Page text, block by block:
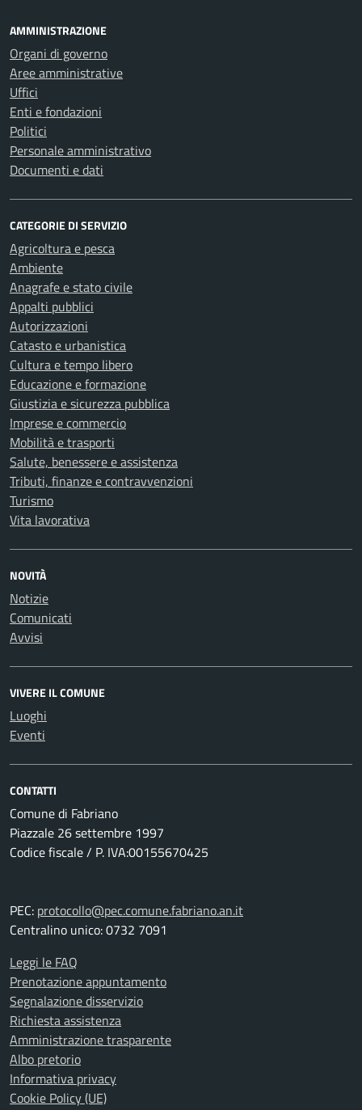
AMMINISTRAZIONE
Organi di governo
Aree amministrative
Uffici
Enti e fondazioni
Politici
Personale amministrativo
Documenti e dati
CATEGORIE DI SERVIZIO
Agricoltura e pesca
Ambiente
Anagrafe e stato civile
Appalti pubblici
Autorizzazioni
Catasto e urbanistica
Cultura e tempo libero
Educazione e formazione
Giustizia e sicurezza pubblica
Imprese e commercio
Mobilità e trasporti
Salute, benessere e assistenza
Tributi, finanze e contravvenzioni
Turismo
Vita lavorativa
NOVITÀ
Notizie
Comunicati
Avvisi
VIVERE IL COMUNE
Luoghi
Eventi
CONTATTI
Comune di Fabriano
Piazzale 26 settembre 1997
Codice fiscale / P. IVA:00155670425
PEC: protocollo@pec.comune.fabriano.an.it
Centralino unico: 0732 7091
Leggi le FAQ
Prenotazione appuntamento
Segnalazione disservizio
Richiesta assistenza
Amministrazione trasparente
Albo pretorio
Informativa privacy
Cookie Policy (UE)